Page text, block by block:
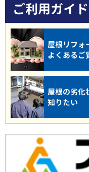
ご利用ガイド
屋根リフォ
よくあるご
屋根の劣化
知りたい